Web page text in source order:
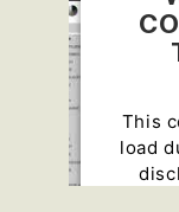
This
load